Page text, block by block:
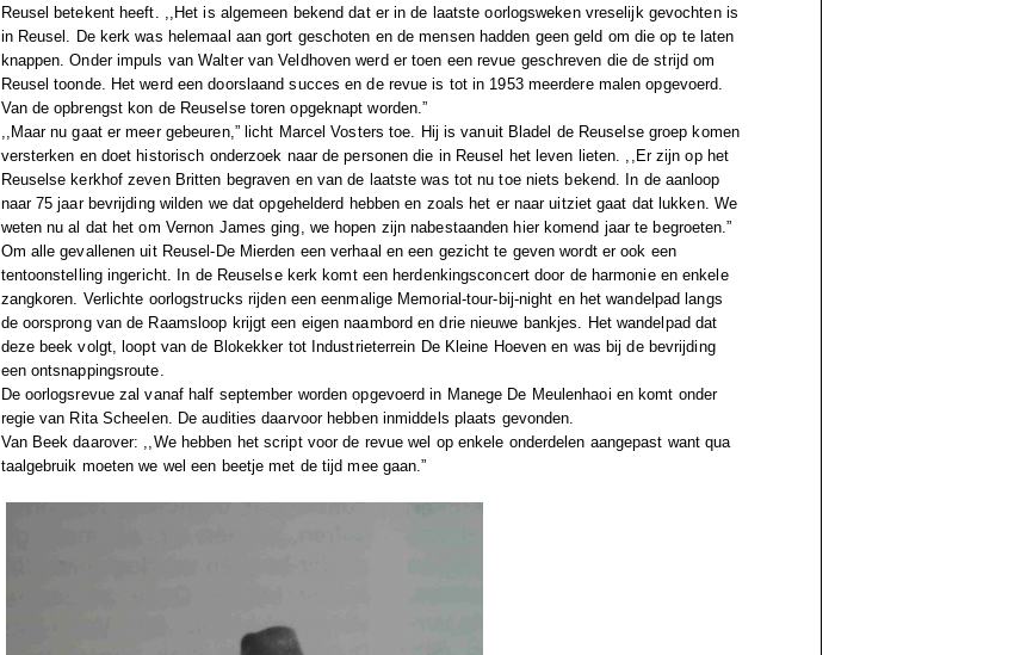
Reusel betekent heeft. ,,Het is algemeen bekend dat er in de laatste oorlogsweken vreselijk gevochten is
in Reusel. De kerk was helemaal aan gort geschoten en de mensen hadden geen geld om die op te laten
knappen. Onder impuls van Walter van Veldhoven werd er toen een revue geschreven die de strijd om
Reusel toonde. Het werd een doorslaand succes en de revue is tot in 1953 meerdere malen opgevoerd.
Van de opbrengst kon de Reuselse toren opgeknapt worden.”
,,Maar nu gaat er meer gebeuren,” licht Marcel Vosters toe. Hij is vanuit Bladel de Reuselse groep komen
versterken en doet historisch onderzoek naar de personen die in Reusel het leven lieten. ,,Er zijn op het
Reuselse kerkhof zeven Britten begraven en van de laatste was tot nu toe niets bekend. In de aanloop
naar 75 jaar bevrijding wilden we dat opgehelderd hebben en zoals het er naar uitziet gaat dat lukken. We
weten nu al dat het om Vernon James ging, we hopen zijn nabestaanden hier komend jaar te begroeten.”
Om alle gevallenen uit Reusel-De Mierden een verhaal en een gezicht te geven wordt er ook een
tentoonstelling ingericht. In de Reuselse kerk komt een herdenkingsconcert door de harmonie en enkele
zangkoren. Verlichte oorlogstrucks rijden een eenmalige Memorial-tour-bij-night en het wandelpad langs
de oorsprong van de Raamsloop krijgt een eigen naambord en drie nieuwe bankjes. Het wandelpad dat
deze beek volgt, loopt van de Blokekker tot Industrieterrein De Kleine Hoeven en was bij de bevrijding
een ontsnappingsroute.
De oorlogsrevue zal vanaf half september worden opgevoerd in Manege De Meulenhaoi en komt onder
regie van Rita Scheelen. De audities daarvoor hebben inmiddels plaats gevonden.
Van Beek daarover: ,,We hebben het script voor de revue wel op enkele onderdelen aangepast want qua
taalgebruik moeten we wel een beetje met de tijd mee gaan.”